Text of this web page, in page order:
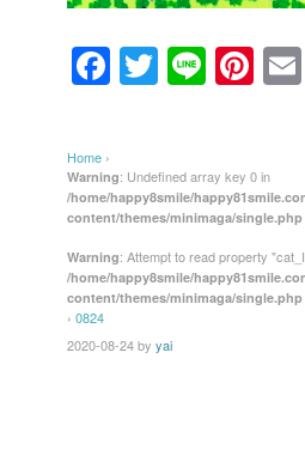
F
e
b
o
o
k
T
er
Li Pi
e
st
Home ›
Warning: Undefined array key 0 in
/home/happy8smile/
content/themes/minimaga/single.php
Warning: Attempt to read property
/home/happy8smile/
content/themes/minimaga/single.php
› 0824
2020-08-24by yai